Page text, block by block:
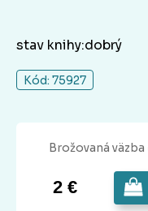
stav knihy:dobrý
Kód: 75927
Brožovaná väzba
2 €